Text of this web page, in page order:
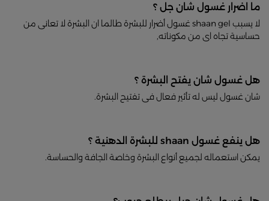
ما اضرار غسول شان جل ؟
لا يسبب shaan gel غسول أضرار للبشرة طالما ان البشرة لا تعانى من
حساسية تجاه اى من مكوناته,
هل غسول شان يفتح البشرة ؟
شان غسول ليس له تأثير فعال فى تفتيح البشرة.
هل ينفع غسول shaan للبشرة الدهنية ؟
يمكن استعماله لجميع أنواع البشرة وخاصة الجافة والحساسة.